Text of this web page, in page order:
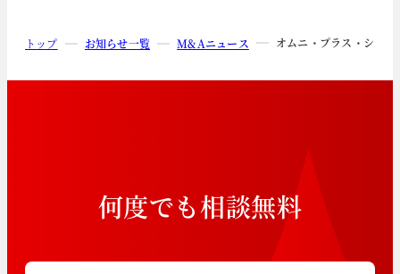
トップ お知らせ一覧 M&Aニュース オムニ・プラス・シス
何度でも相談無料